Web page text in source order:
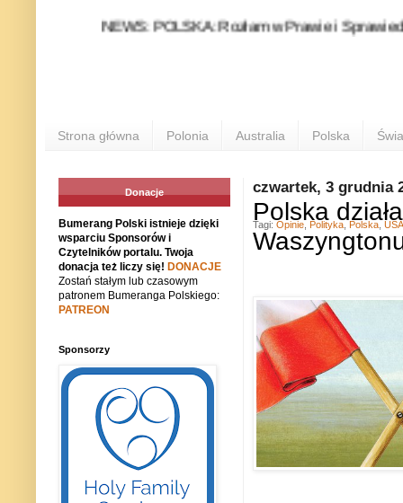
NEWS: POLSKA: Rozłam w Prawie i
Strona główna Polonia Australia Polska
czwartek, 3 grudnia
Polska
Tagi: Opinie Polityka Polska USA
Donacje
Bumerang Polski istnieje dzięki
wsparciu Sponsorów i
Czytelników portalu. Twoja
donacja też liczy się! DONACJE
Zostań stałym lub czasowym
patronem Bumeranga Polskiego:
PATREON
Sponsorzy